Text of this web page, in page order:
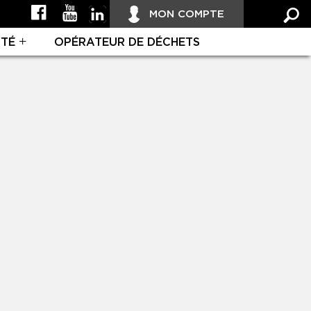
MON COMPTE
OPÉRATEUR DE DÉCHETS